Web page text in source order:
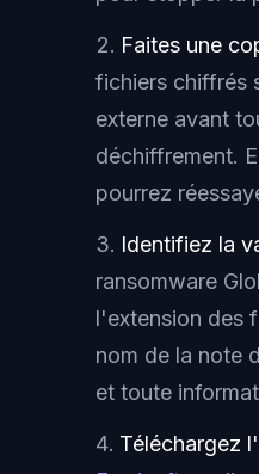
Faites une
fichiers chiffrés
externe avant
déchiffrement.
pourrez
Identifiez la
ransomware
l'extension des
nom de la note
et toute
Téléchargez